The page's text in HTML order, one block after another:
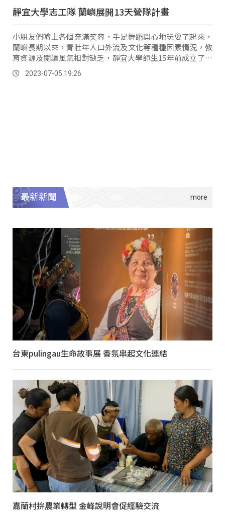
靜宜大學志工隊 蘭嶼展開13天營隊計畫
小朋友們嘴上各個充滿笑容，手足舞蹈開心地玩耍了起來，
蘭嶼長期以來，青壯年人口外流及文化等種種因素情況，教
育資源及閱讀風氣相對缺乏，靜宜大學師生15年前成立了志
工團隊，每年暑假都會到蘭嶼進行社會服務，這三年來，儘
管受到疫情險峻影響，志工團隊們仍從未停歇，以線上的方
2023-07-05 19:26
最新新聞
台東pulingau生命故事展 香氛串起文化連結
嘉蘭村拚農業轉型 金峰說明會促經驗交流